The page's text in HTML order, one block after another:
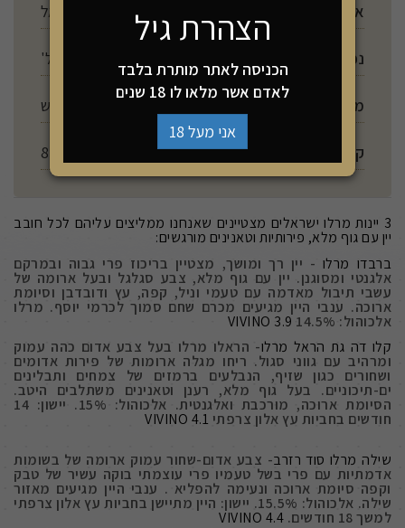
ארץ ייצור ישראל
נפח
מתיקות יבש
קלוריות ל 100 מ"ל 85
3 יינות מרלו ישראלים מצטיינים שאנחנו ממליצים עליהם לכל חובב
יין עם גוף מלא, פירותיות וטאנינים מורגשים:
ברבדו מרלו - יין רך ומושך, מצטיין בריכוז פרי גבוה ובמרקם
אלגנטי ומסוגנן. יין עם גוף מלא, צבע סגלגל ובעל ארומה של
עשבי תיבול מאדמה עם טעמי וניל, קפה, עץ ודובדבן וסיומת
ארוכה. ענבי היין מגיעים מכרם שחם סמוך לכרמי יוסף. מרלו
אלכוהול: 14.5%
3.9 VIVINO
קלו דה גת הראל מרלו- הראלו מרלו בעל צבע אדום כהה עמוק
ומרהיב עם גווני סגול. ריחו מגלה ארומות של פירות אדומים
ושחורים כגון שזיף, הנבלעים ברמזים של צמחים ותבלינים
ים-תיכוניים. בעל גוף מלא, רענן וטאנינים משתלבים היטב.
הסיומת ארוכה, מורכבת ואלגנטית. אלכוהול: 15%. יישון: 14
חודשים בחביות עץ אלון צרפתי
שילה מרלו סוד רזרב- צבע אדום-שחור עמוק ארומה של בשומות
אדמתיות עם פרי בשל טעמיו פרי עוצמתי בוקה עשיר של טבק
וקפה סיומת ארוכה ונעימה להפליא . ענבי היין מגיעים מאזור
שילה. אלכוהול: 15.5%. יישון: היין מתיישן בחביות עץ אלון צרפתי
למשך 18 חודשים. 4.4 VIVINO
הצהרת גיל
הכניסה לאתר מותרת בלבד
לאדם אשר מלאו לו 18 שנים
אני מעל 18